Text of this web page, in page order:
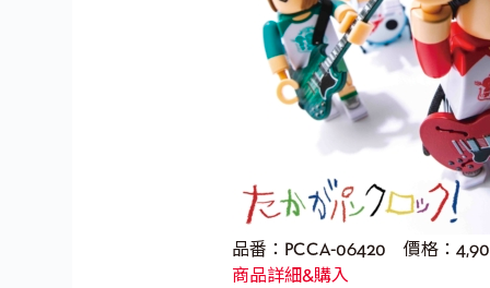
品番：PCCA-06420 價格：
商品詳細&購入